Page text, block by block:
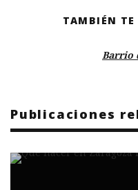
TAMBIÉN TE
Barrio
Publicaciones